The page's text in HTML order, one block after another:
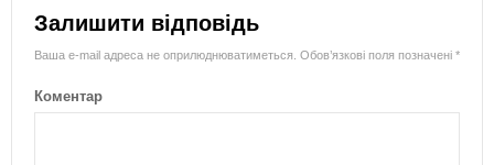
Залишити відповідь
Ваша e-mail адреса не оприлюднюватиметься. Обов’язкові поля позначені *
Коментар